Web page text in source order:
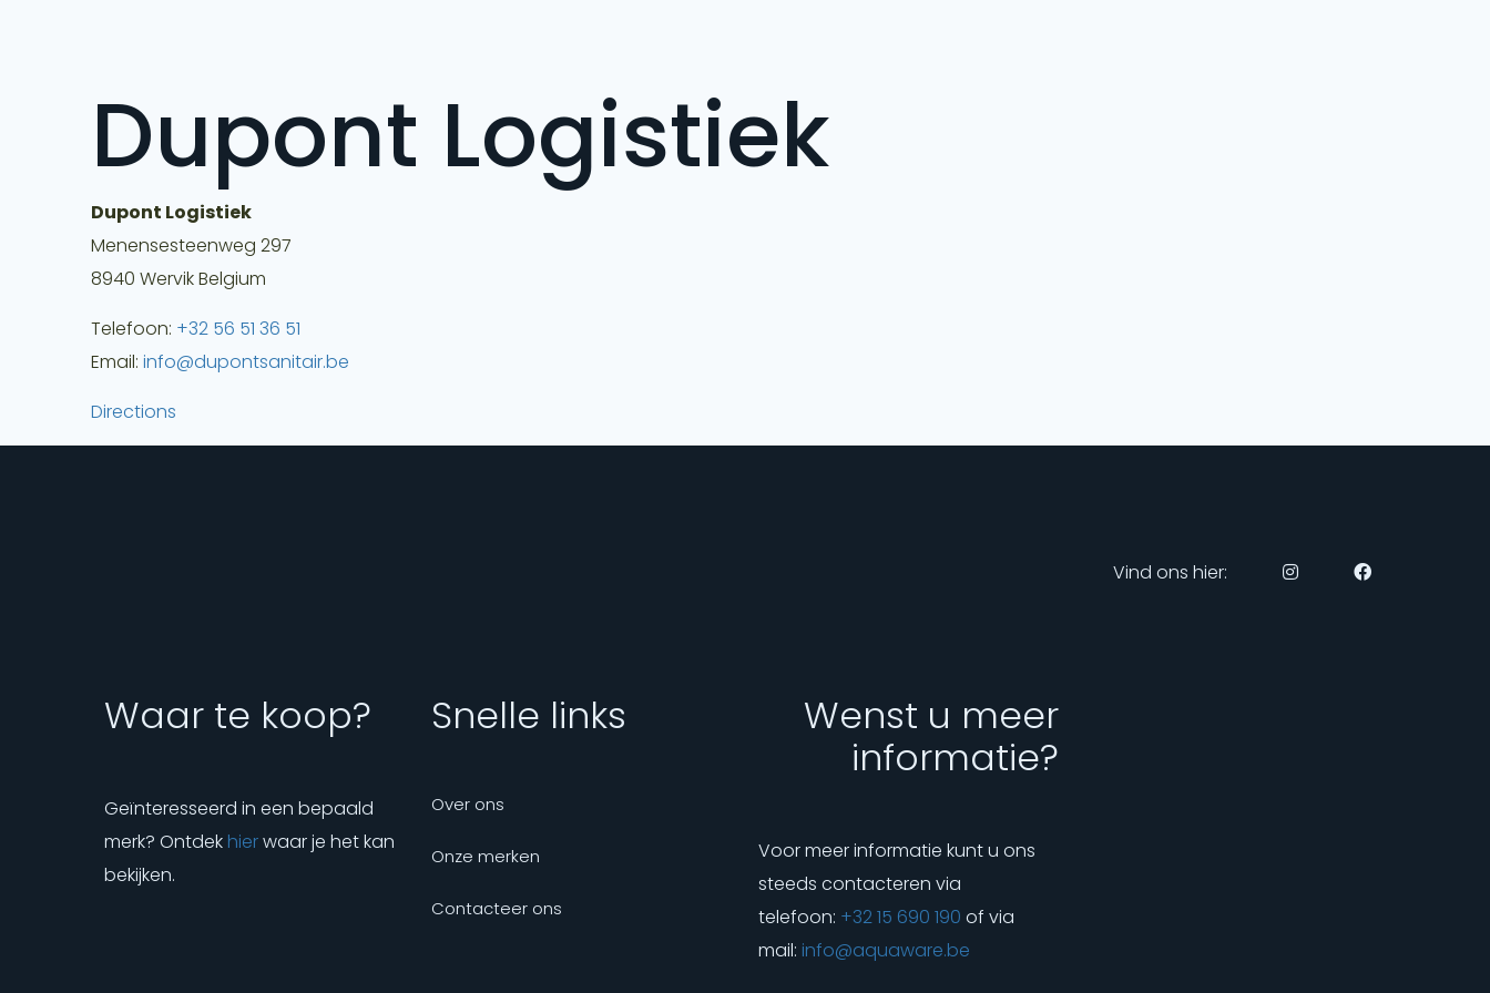
Dupont Logistiek
Dupont Logistiek
Menensesteenweg 297
8940 WervikBelgium
Telefoon: +32 56 51 36 51
Email: info@dupontsanitair.be
Directions
Vind ons hier:
Waar te koop?
Geïnteresseerd in een bepaald
merk? Ontdek hierwaar je het kan
bekijken.
Snelle links
Over ons
Onze merken
Contacteer ons
Wenst u meer
informatie?
Voor meer informatie kunt u ons
steeds contacteren via
telefoon: +32 15 690 190 of via
mail: info@aquaware.be